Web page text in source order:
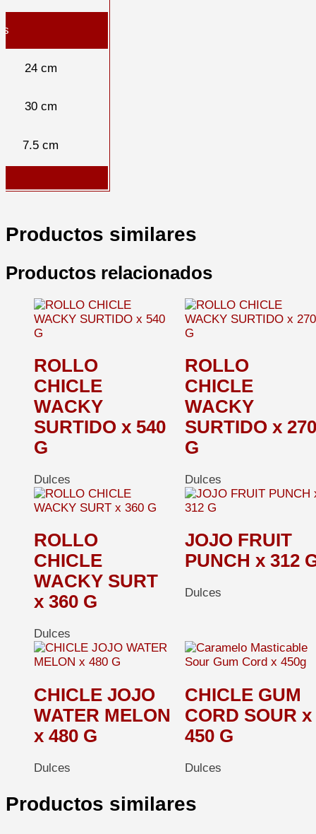
24 cm
30 cm
7.5 cm
Productos similares
Productos relacionados
ROLLO
CHICLE
WACKY
SURTIDO x 540
G
Dulces
ROLLO
CHICLE
WACKY
SURTIDO x 270
G
Dulces
ROLLO
CHICLE
WACKY SURT
x 360 G
Dulces
JOJO FRUIT
PUNCH x 312
Dulces
CHICLE JOJO
WATER MELON
x 480 G
Dulces
CHICLE GUM
CORD SOUR x
450 G
Dulces
Productos similares